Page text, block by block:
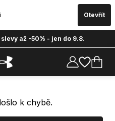
Otevřít
až -50% - jen do 9.8.
k chybě.